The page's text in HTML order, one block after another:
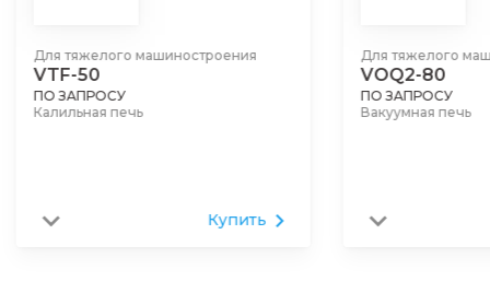
Для тяжелого машиностроения
VTF-50
ПО ЗАПРОСУ
Калильная печь
Купить
Для тяжелого
VOQ2-80
ПО ЗАПРОСУ
Вакуумная печь